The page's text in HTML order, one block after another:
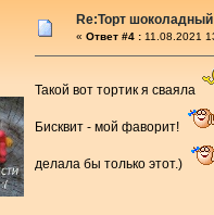
Re:Торт
« Ответ #4 : 11.08.2021
Такой вот тортик я сваяла
Бисквит - мой фаворит!
делала бы только этот.)